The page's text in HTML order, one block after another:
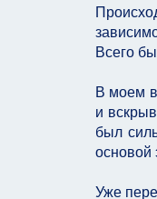
Всего
В моем
и
был
основой
Уже